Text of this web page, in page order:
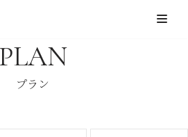
PLAN
プラン